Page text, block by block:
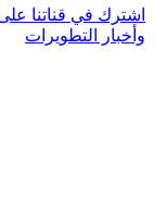
اشترك في قناتنا
وأخبار التطويرات